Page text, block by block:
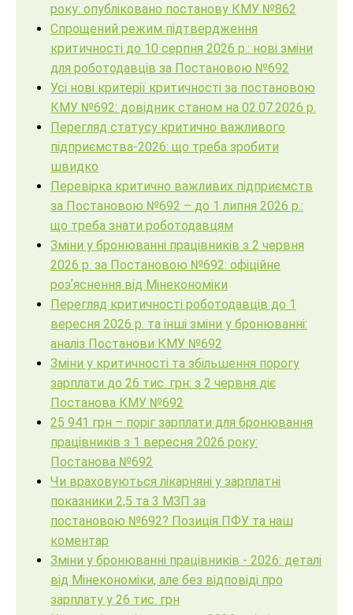
року: опубліковано постанову КМУ №862
Спрощений режим підтвердження
критичності до 10 серпня 2026 р.: нові зміни
для роботодавців за Постановою №692
Усі нові критерії критичності за постановою
КМУ №692: довідник станом на 02.07.2026 р.
Перегляд статусу критично важливого
підприємства-2026: що треба зробити
швидко
Перевірка критично важливих підприємств
за Постановою №692 – до 1 липня 2026 р.:
що треба знати роботодавцям
Зміни у бронюванні працівників з 2 червня
2026 р. за Постановою №692: офіційне
розʼяснення від Мінекономіки
Перегляд критичності роботодавців до 1
вересня 2026 р. та інші зміни у бронюванні:
аналіз Постанови КМУ №692
Зміни у критичності та збільшення порогу
зарплати до 26 тис. грн: з 2 червня діє
Постанова КМУ №692
25 941 грн – поріг зарплати для бронювання
працівників з 1 вересня 2026 року:
Постанова №692
Чи враховуються лікарняні у зарплатні
показники 2,5 та 3 МЗП за
постановою №692? Позиція ПФУ та наш
коментар
Зміни у бронюванні працівників - 2026: деталі
від Мінекономіки, але без відповіді про
зарплату у 26 тис. грн